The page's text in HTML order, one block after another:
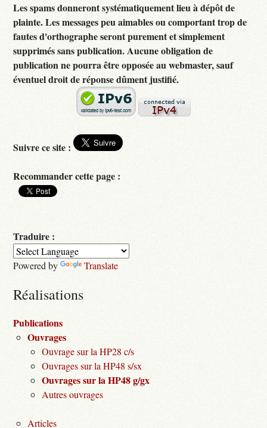
Les spams donneront systématiquement lieu à dépôt de
plainte. Les messages peu aimables ou comportant trop de
fautes d'orthographe seront purement et simplement
supprimés sans publication. Aucune obligation de
publication ne pourra être opposée au webmaster, sauf
éventuel droit de réponse dûment justifié.
Suivre ce site :
Recommander cette page :
Traduire :
Powered by Translate
Réalisations
Publications
Ouvrages
Ouvrage sur la HP28 c/s
Ouvrages sur la HP48 s/sx
Ouvrages sur la HP48 g/gx
Autres ouvrages
Articles